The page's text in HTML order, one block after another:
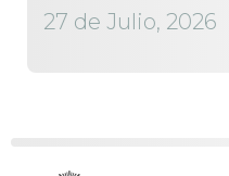
27 de Julio, 2026